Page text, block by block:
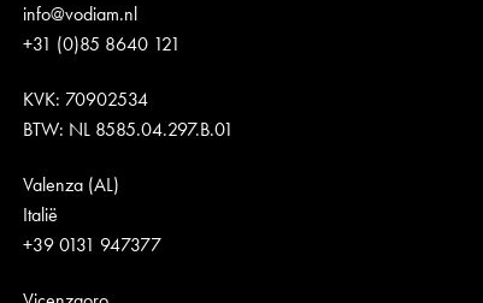
info@vodiam.nl
+31 (0)85 8640 121
KVK: 70902534
BTW: NL 8585.04.297.B.01
Valenza (AL)
Italië
+39 0131 947377